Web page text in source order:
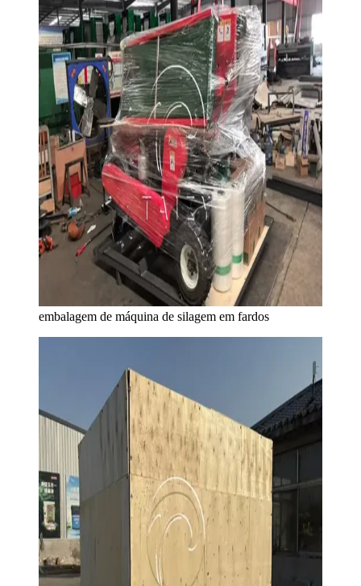
embalagem de máquina de silagem em fardos